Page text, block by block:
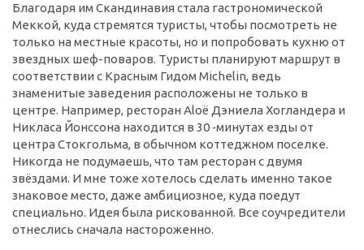
Благодаря им Скандинавия стала гастрономической
Меккой, куда стремятся туристы, чтобы посмотреть не
только на местные красоты, но и попробовать кухню от
звездных шеф-поваров. Туристы планируют маршрут в
соответствии с Красным Гидом Michelin, ведь
знаменитые заведения расположены не только в
центре. Например, ресторан Aloё Дэниела Хогландера и
Никласа Йонссона находится в 30 ‑минутах езды от
центра Стокгольма, в обычном коттеджном поселке.
Никогда не подумаешь, что там ресторан с двумя
звёздами. И мне тоже хотелось сделать именно такое
знаковое место, даже амбициозное, куда поедут
специально. Идея была рискованной. Все соучредители
отнеслись сначала настороженно.